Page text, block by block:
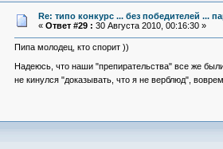
Re: типо конкурс ... без победителей ...
« Ответ #29 : 30 Августа 2010, 00:16:30 »
Пипа молодец, кто спорит ))
Надеюсь, что наши "препирательства" все же
не кинулся "доказывать, что я не верблюд",